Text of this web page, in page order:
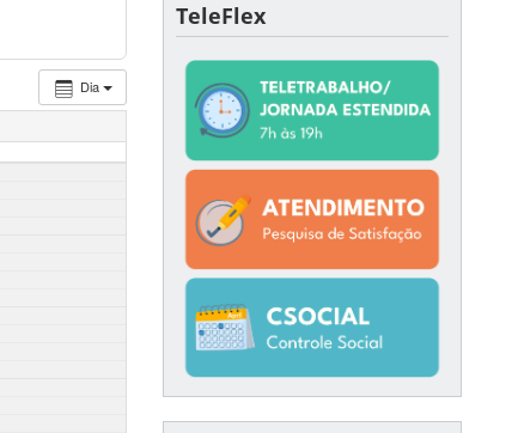
Dia
TeleFlex